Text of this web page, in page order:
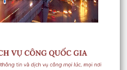
nhận nhân viên y tế
chính công tổ chức